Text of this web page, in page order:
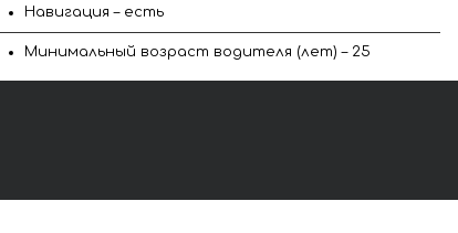
Навигация – есть
Минимальный возраст водителя (лет) – 25